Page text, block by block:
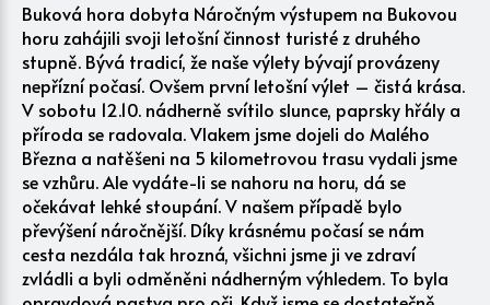
Buková hora dobyta Náročným výstupem na Bukovou
horu zahájili svoji letošní činnost turisté z druhého
stupně. Bývá tradicí, že naše výlety bývají provázeny
nepřízní počasí. Ovšem první letošní výlet – čistá krása.
V sobotu 12.10. nádherně svítilo slunce, paprsky hřály a
příroda se radovala. Vlakem jsme dojeli do Malého
Března a natěšeni na 5 kilometrovou trasu vydali jsme
se vzhůru. Ale vydáte-li se nahoru na horu, dá se
očekávat lehké stoupání. V našem případě bylo
převýšení náročnější. Díky krásnému počasí se nám
cesta nezdála tak hrozná, všichni jsme ji ve zdraví
zvládli a byli odměněni nádherným výhledem. To byla